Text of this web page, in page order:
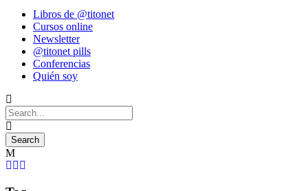
Libros de @titonet
Cursos online
Newsletter
@titonet pills
Conferencias
Quién soy